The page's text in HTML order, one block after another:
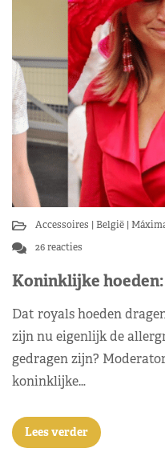
Accessoires België
26 reacties
Koninklijke
Dat royals hoeden
zijn nu eigenlijk de
gedragen zijn?
koninklijke…
Lees verder